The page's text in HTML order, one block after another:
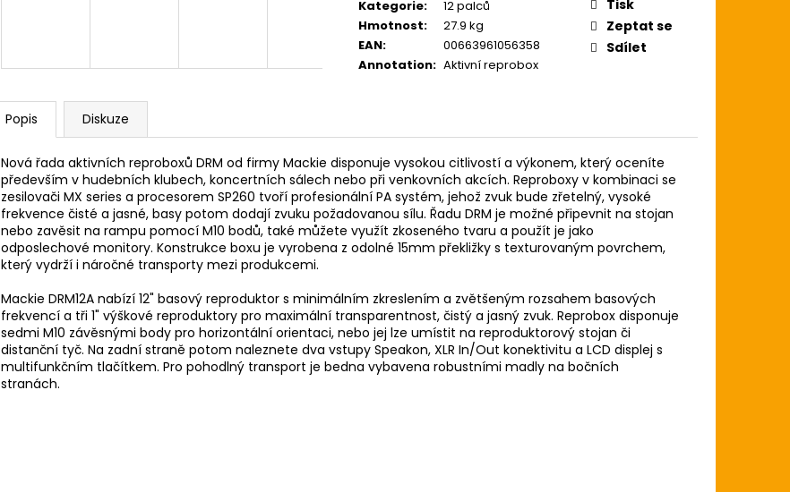
Kategorie:
12 palců
Hmotnost:
27.9 kg
EAN:
00663961056358
Annotation: Aktivní reprobox
Tisk
Zeptat se
Sdílet
Popis Diskuze
Nová řada aktivních reproboxů DRM od firmy Mackie disponuje vysokou citlivostí a výkonem, který oceníte
především v hudebních klubech, koncertních sálech nebo při venkovních akcích. Reproboxy v kombinaci se
zesilovači MX series a procesorem SP260 tvoří profesionální PA systém, jehož zvuk bude zřetelný, vysoké
frekvence čisté a jasné, basy potom dodají zvuku požadovanou sílu. Řadu DRM je možné připevnit na stojan
nebo zavěsit na rampu pomocí M10 bodů, také můžete využít zkoseného tvaru a použít je jako
odposlechové monitory. Konstrukce boxu je vyrobena z odolné 15mm překližky s texturovaným povrchem,
který vydrží i náročné transporty mezi produkcemi.
Mackie DRM12A nabízí 12" basový reproduktor s minimálním zkreslením a zvětšeným rozsahem basových
frekvencí a tři 1" výškové reproduktory pro maximální transparentnost, čistý a jasný zvuk. Reprobox disponuje
sedmi M10 závěsnými body pro horizontální orientaci, nebo jej lze umístit na reproduktorový stojan či
distanční tyč. Na zadní straně potom naleznete dva vstupy Speakon, XLR In/Out konektivitu a LCD displej s
multifunkčním tlačítkem. Pro pohodlný transport je bedna vybavena robustními madly na bočních
stranách.
STRUNY PRO AKUSTICKOU KYTARU